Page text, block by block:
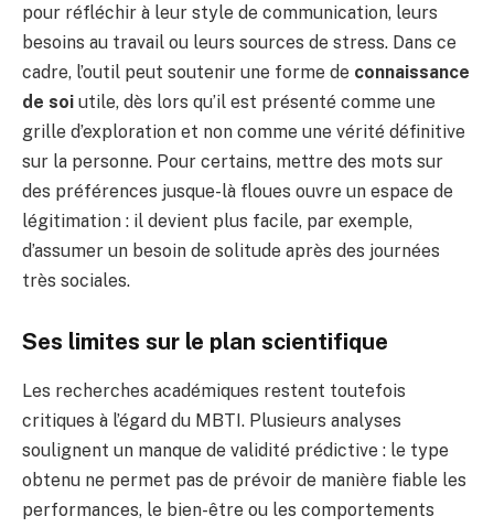
pour réfléchir à leur style de communication, leurs
besoins au travail ou leurs sources de stress. Dans ce
cadre, l’outil peut soutenir une forme de connaissance
de soi utile, dès lors qu’il est présenté comme une
grille d’exploration et non comme une vérité définitive
sur la personne. Pour certains, mettre des mots sur
des préférences jusque-là floues ouvre un espace de
légitimation : il devient plus facile, par exemple,
d’assumer un besoin de solitude après des journées
très sociales.
Ses limites sur le plan scientifique
Les recherches académiques restent toutefois
critiques à l’égard du MBTI. Plusieurs analyses
soulignent un manque de validité prédictive : le type
obtenu ne permet pas de prévoir de manière fiable les
performances, le bien-être ou les comportements